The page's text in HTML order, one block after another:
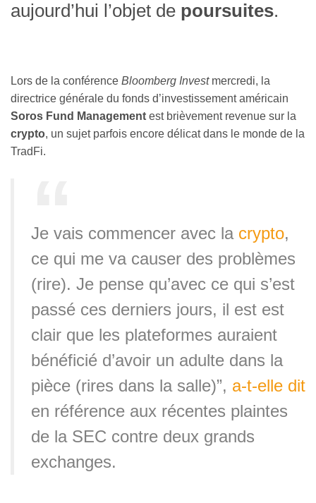
aujourd’hui l’objet de poursuites.
Lors de la conférence Bloomberg Investmercredi, la
directrice générale du fonds d’investissement américain
Soros Fund Management est brièvement revenue sur la
crypto, un sujet parfois encore délicat dans le monde de la
TradFi.
Je vais commencer avec la crypto,
ce qui me va causer des problèmes
(rire). Je pense qu’avec ce qui s’est
passé ces derniers jours, il est est
clair que les plateformes auraient
bénéficié d’avoir un adulte dans la
pièce (rires dans la salle)”, a-t-elle dit
en référence aux récentes plaintes
de la SEC contre deux grands
exchanges.